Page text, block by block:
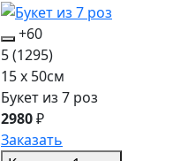
+60
5(1295)
15 x 50см
Букет из 7 роз
2980₽
Заказать